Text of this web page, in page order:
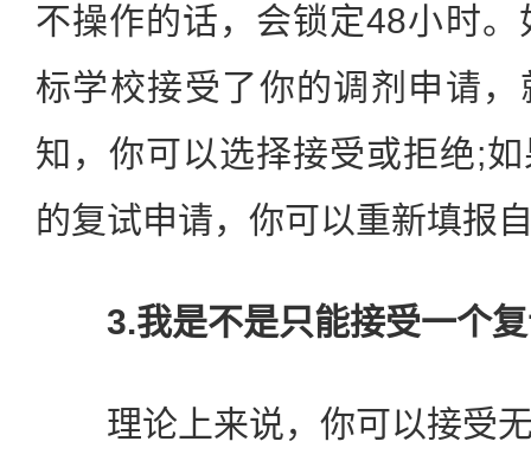
不操作的话，会锁定48小时
标学校接受了你的调剂申请
知，你可以选择接受或拒绝;
的复试申请，你可以重新填报
3.我是不是只能接受一个
理论上来说，你可以接受无